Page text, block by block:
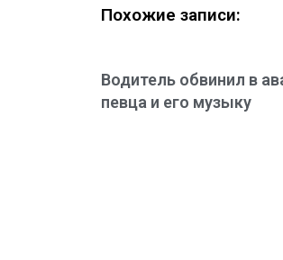
Похожие записи:
Водитель обвинил в
певца и его музыку